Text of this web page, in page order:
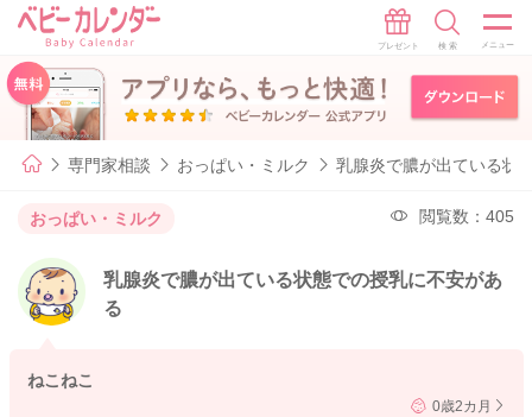
専門家相談 おっぱい・ミルク 乳腺炎で膿が出ている状
おっぱい・ミルク 閲覧数：405
乳腺炎で膿が出ている状態での授乳に不安があ
る
ねこねこ
0歳2カ月